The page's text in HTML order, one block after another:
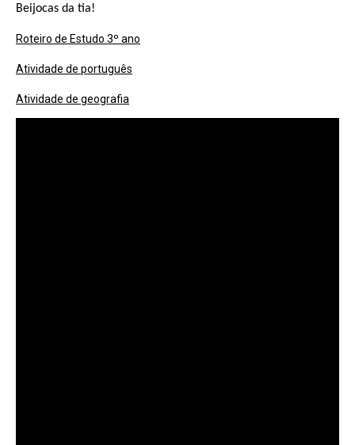
Beijocas da tia!
Roteiro de Estudo 3º ano
Atividade de português
Atividade de geografia